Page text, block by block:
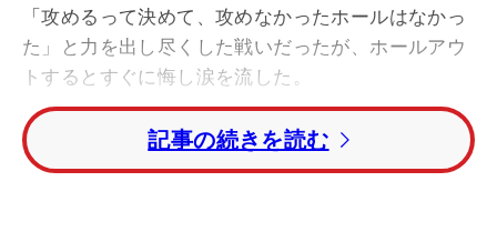
「攻めるって決めて、攻めなかったホールはなかっ
た」と力を出し尽くした戦いだったが、ホールアウ
トするとすぐに悔し涙を流した。
1番を3パットのボギーとした荒木は、「逆に追いか
ける立場になってやりやすかったです」。6番パー5
記事の続きを読む